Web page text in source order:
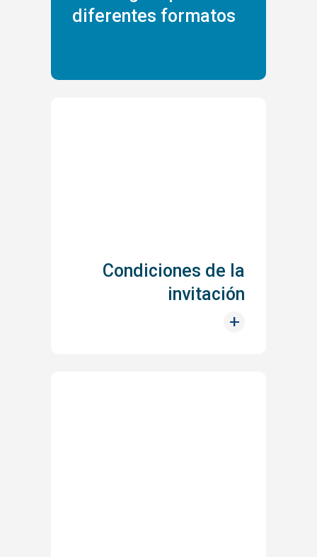
diferentes formatos
Condiciones de la
invitación
+